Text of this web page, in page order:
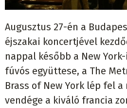
Augusztus 27-én a
éjszakai koncertjével
nappal később a New
fúvós együttese, a The
Brass of New York lép fel a
vendége a kiváló francia